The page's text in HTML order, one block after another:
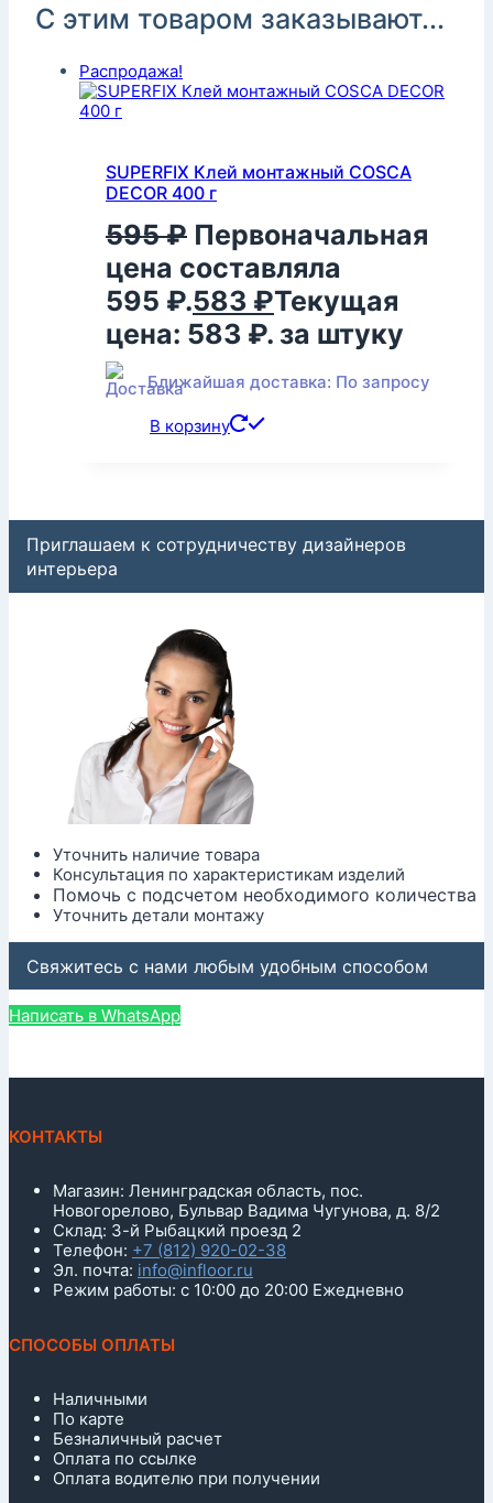
С этим товаром заказывают...
Распродажа!
SUPERFIX Клей монтажный COSCA
DECOR 400 г
595₽ Первоначальная
цена составляла
595 ₽.583 ₽Текущая
цена: 583 ₽. за штуку
Ближайшая доставка: По запросу
В корзину
Приглашаем к сотрудничеству дизайнеров
интерьера
Уточнить наличие товара
Консультация по характеристикам изделий
Помочь с подсчетом необходимого количества
Уточнить детали монтажу
Свяжитесь с нами любым удобным способом
Написать в WhatsApp
КОНТАКТЫ
Магазин: Ленинградская область, пос.
Новогорелово, Бульвар Вадима Чугунова, д. 8/2
Склад: 3-й Рыбацкий проезд 2
Телефон: +7 (812) 920-02-38
Эл. почта: info@infloor.ru
Режим работы: с 10:00 до 20:00 Ежедневно
СПОСОБЫ ОПЛАТЫ
Наличными
По карте
Безналичный расчет
Оплата по ссылке
Оплата водителю при получении